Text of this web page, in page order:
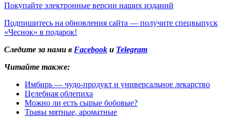
Покупайте электронные версии наших изданий
Подпишитесь на обновления сайта — получите спецвыпуск
«Чеснок» в подарок!
Следите за нами в Facebook и Telegram
Читайте также:
Имбирь — чудо-продукт и универсальное лекарство
Целебная облепиха
Можно ли есть сырые бобовые?
Травы мятные, ароматные